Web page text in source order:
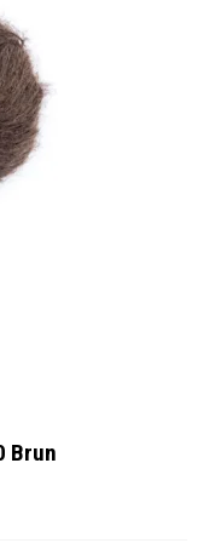
Brun